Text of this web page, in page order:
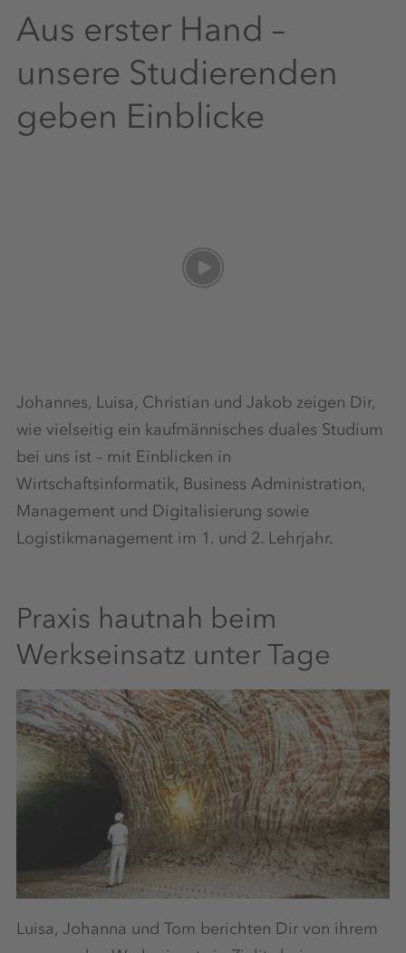
Aus erster Hand –
unsere Studierenden
geben Einblicke
Johannes, Luisa, Christian und Jakob zeigen Dir,
wie vielseitig ein kaufmännisches duales Studium
bei uns ist – mit Einblicken in
Wirtschaftsinformatik, Business Administration,
Management und Digitalisierung sowie
Logistikmanagement im 1. und 2. Lehrjahr.
Praxis hautnah beim
Werkseinsatz unter Tage
Luisa, Johanna und Tom berichten Dir von ihrem